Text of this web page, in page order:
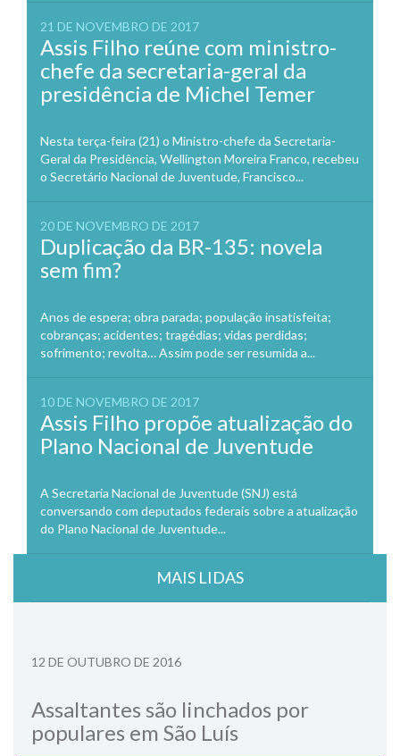
21 DE NOVEMBRO DE 2017
Assis Filho reúne com ministro-
chefe da secretaria-geral da
presidência de Michel Temer
Nesta terça-feira (21) o Ministro-chefe da Secretaria-
Geral da Presidência, Wellington Moreira Franco, recebeu
o Secretário Nacional de Juventude, Francisco...
20 DE NOVEMBRO DE 2017
Duplicação da BR-135: novela
sem fim?
Anos de espera; obra parada; população insatisfeita;
cobranças; acidentes; tragédias; vidas perdidas;
sofrimento; revolta… Assim pode ser resumida a...
10 DE NOVEMBRO DE 2017
Assis Filho propõe atualização do
Plano Nacional de Juventude
A Secretaria Nacional de Juventude (SNJ) está
conversando com deputados federais sobre a atualização
do Plano Nacional de Juventude...
MAIS LIDAS
12 DE OUTUBRO DE 2016
Assaltantes são linchados por
populares em São Luís